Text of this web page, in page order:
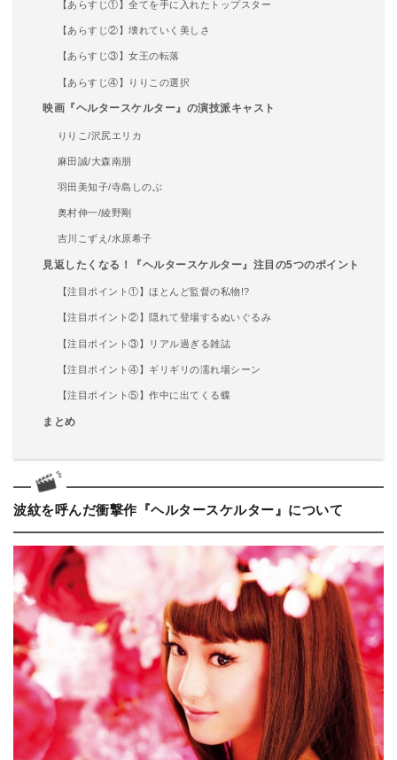
【あらすじ①】全てを手に入れたトップスター
【あらすじ②】壊れていく美しさ
【あらすじ③】女王の転落
【あらすじ④】りりこの選択
映画『ヘルタースケルター』の演技派キャスト
りりこ/沢尻エリカ
麻田誠/大森南朋
羽田美知子/寺島しのぶ
奥村伸一/綾野剛
吉川こずえ/水原希子
見返したくなる！『ヘルタースケルター』注目の5つのポイント
【注目ポイント①】ほとんど監督の私物!?
【注目ポイント②】隠れて登場するぬいぐるみ
【注目ポイント③】リアル過ぎる雑誌
【注目ポイント④】ギリギリの濡れ場シーン
【注目ポイント⑤】作中に出てくる蝶
まとめ
波紋を呼んだ衝撃作『ヘルタースケルター』について